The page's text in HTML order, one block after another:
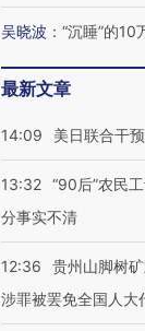
吴晓波 ： “沉睡”的10
最新文章
14:09 美日联合干
13:32 “90后”农民
分事实不清
12:36
贵州山脚树
涉罪被罢免全国人大